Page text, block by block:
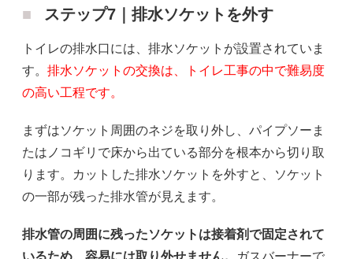
ステップ7｜排水ソケットを外す
トイレの排水口には、排水ソケットが設置されていま
す。 排水ソケットの交換は、トイレ工事の中で難易度
の高い工程です。
まずはソケット周囲のネジを取り外し、パイプソーま
たはノコギリで床から出ている部分を根本から切り取
ります。カットした排水ソケットを外すと、ソケット
の一部が残った排水管が見えます。
排水管の周囲に残ったソケットは接着剤で固定されて
いるため、容易には取り外せません。
ガスバーナーで